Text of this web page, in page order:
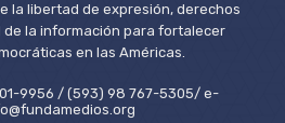
la libertad de expresión, derechos
la información para fortalecer
en las Américas.
9956 / (593) 98 767-5305/ e-